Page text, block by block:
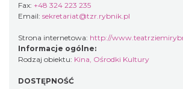
Fax: +48 324 223 235
Email: sekretariat@tzr.rybnik.pl
Strona internetowa: http://
Informacje ogólne:
Rodzaj obiektu: Kina, Ośrodki Kultury
DOSTĘPNOŚĆ